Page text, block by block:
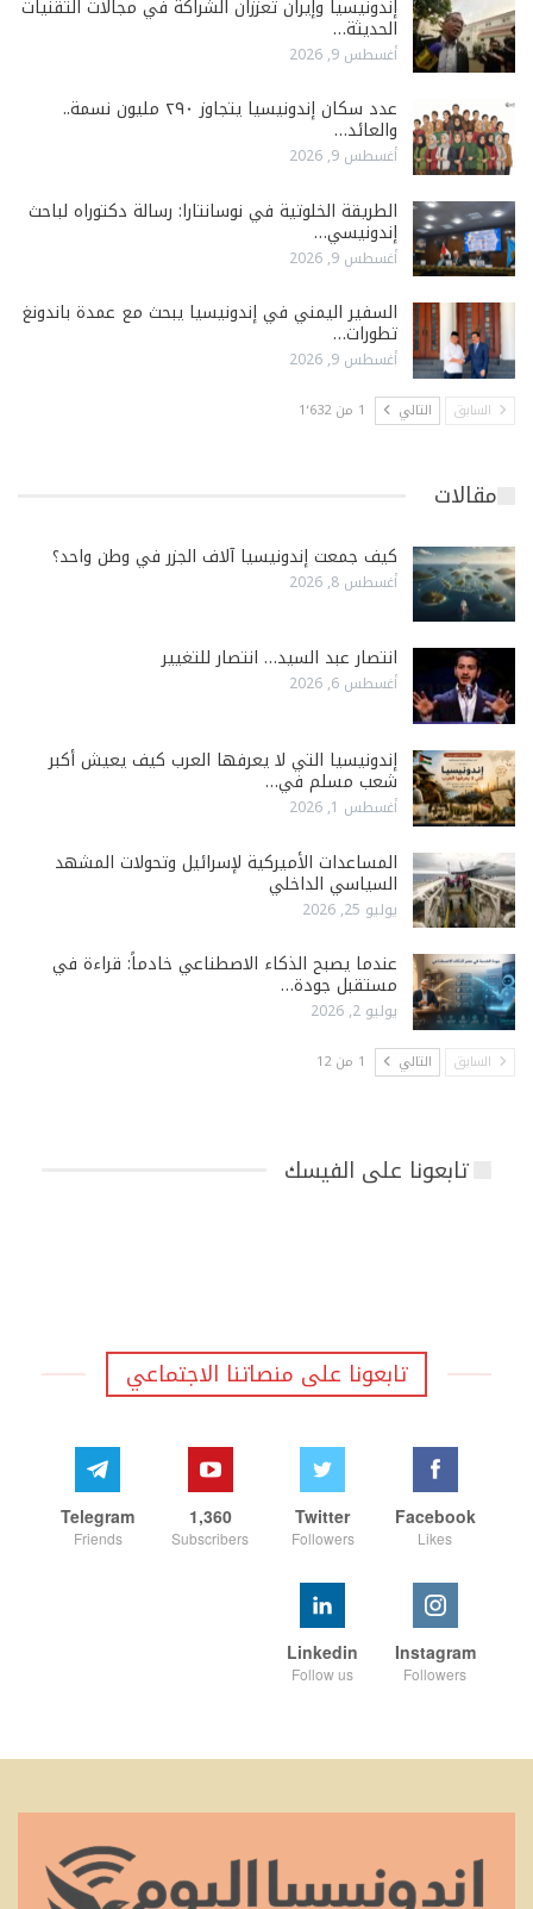
إندونيسيا وإيران تعززان الشراكة في مجالات التقنيات
الحديثة…
أغسطس 9, 2026
عدد سكان إندونيسيا يتجاوز ٢٩٠ مليون نسمة..
والعائد…
أغسطس 9, 2026
الطريقة الخلوتية في نوسانتارا: رسالة دكتوراه لباحث
إندونيسي…
أغسطس 9, 2026
السفير اليمني في إندونيسيا يبحث مع عمدة باندونغ
تطورات…
أغسطس 9, 2026
السابق التالي 1 من 1٬632
مقالات
كيف جمعت إندونيسيا آلاف الجزر في وطن واحد؟
أغسطس 8, 2026
انتصار عبد السيد… انتصار للتغيير
أغسطس 6, 2026
إندونيسيا التي لا يعرفها العرب كيف يعيش أكبر
شعب مسلم في…
أغسطس 1, 2026
المساعدات الأميركية لإسرائيل وتحولات المشهد
السياسي الداخلي
يوليو 25, 2026
عندما يصبح الذكاء الاصطناعي خادماً: قراءة في
مستقبل جودة…
يوليو 2, 2026
السابق التالي 1 من 12
تابعونا على الفيسك
تابعونا على منصاتنا الاجتماعي
Facebook
Likes
Twitter
Followers
1,360
Subscribers
Telegram
Friends
Instagram
Followers
Linkedin
Follow us